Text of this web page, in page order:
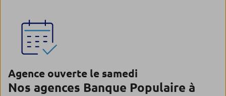
Agence ouverte le samedi
Nos agences Banque Populaire à